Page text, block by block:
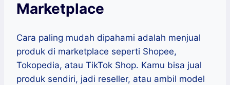
Marketplace
Cara paling mudah dipahami adalah menjual
produk di marketplace seperti Shopee,
Tokopedia, atau TikTok Shop. Kamu bisa jual
produk sendiri, jadi reseller, atau ambil model